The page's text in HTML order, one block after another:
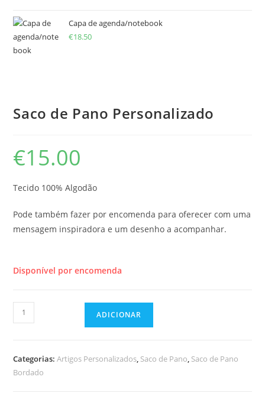
Capa de agenda/notebook
€18.50
Saco de Pano Personalizado
€15.00
Tecido 100% Algodão
Pode também fazer por encomenda para oferecer com uma
mensagem inspiradora e um desenho a acompanhar.
Disponível por encomenda
Quantidade
de
Pano
ADICIONAR
Categorias:Artigos Personalizados, Saco de Pano, Saco de Pano
Bordado